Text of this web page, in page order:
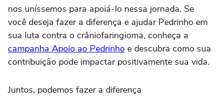
nos uníssemos para apoiá-lo nessa jornada. Se
você deseja fazer a diferença e ajudar Pedrinho em
sua luta contra o crâniofaringioma, conheça a
campanha Apoio ao Pedrinho e descubra como sua
contribuição pode impactar positivamente sua vida.
Juntos, podemos fazer a diferença